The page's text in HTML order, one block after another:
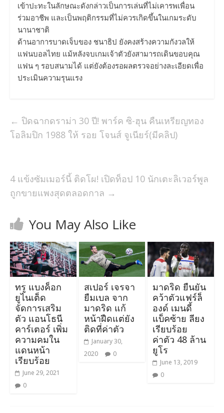
เข้าปะทะในลักษณะดังกล่าวเป็นการเล่นที่ไม่เคารพเพื่อน
ร่วมอาชีพ และเป็นพฤติกรรมที่ไม่ควรเกิดขึ้นในเกมระดับ
นานาชาติ
ด้านอาการบาดเจ็บของ ชนาธิป ยังคงสร้างความกังวลให้
แฟนบอลไทย แม้หลังจบเกมเจ้าตัวยังสามารถเดินขอบคุณ
แฟน ๆ รอบสนามได้ แต่ยังต้องรอผลตรวจอย่างละเอียดเพื่อ
ประเมินความรุนแรง
← ปิดฉากดราม่า 30 ปี! พาร์ค ซิ-ฮุน คืนเหรียญทอง
โอลิมปิก 1988 ให้ รอย โจนส์ จูเนียร์(มีคลิป)
4 แข้งซัมเมอร์นี้ ติดโผ! เปิดท็อป 10 นักเตะลิเวอร์พูล
ถูกขายแพงสุดตลอดกาล →
You May Also Like
ทรู แบงค็อก
ยูไนเต็ด
จัดการเสริม
ตัว แอนโธนี
คาร์เตอร์ เพิ่ม
ความคมใน
แดนหน้า
เรียบร้อย
June 29, 2021
0
สเปอร์ เจรจา
ยืมเบล จาก
มาดริด แก้
หน้าฝืดแต่ยัง
ติดที่ค่าตัว
January 30,
2020
0
มาดริด ยืนยัน
คว้าตัวแฟร์ล็
องด์ เมนดี้
แบ็คซ้าย ลียง
เรียบร้อย
ค่าตัว 48 ล้าน
ยูโร
June 13, 2019
0